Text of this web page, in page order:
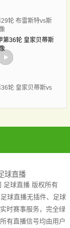
轮 布雷斯特vs斯
轮 皇家贝蒂斯vs
球直播
足球直播版权所有
球直播无插件、足球
时赛事服务，完全绿
有直播信号均由用户